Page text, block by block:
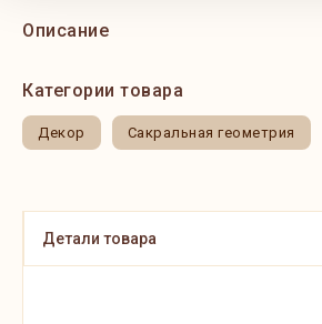
Описание
Категории товара
Декор Сакральная геометрия
Детали товара